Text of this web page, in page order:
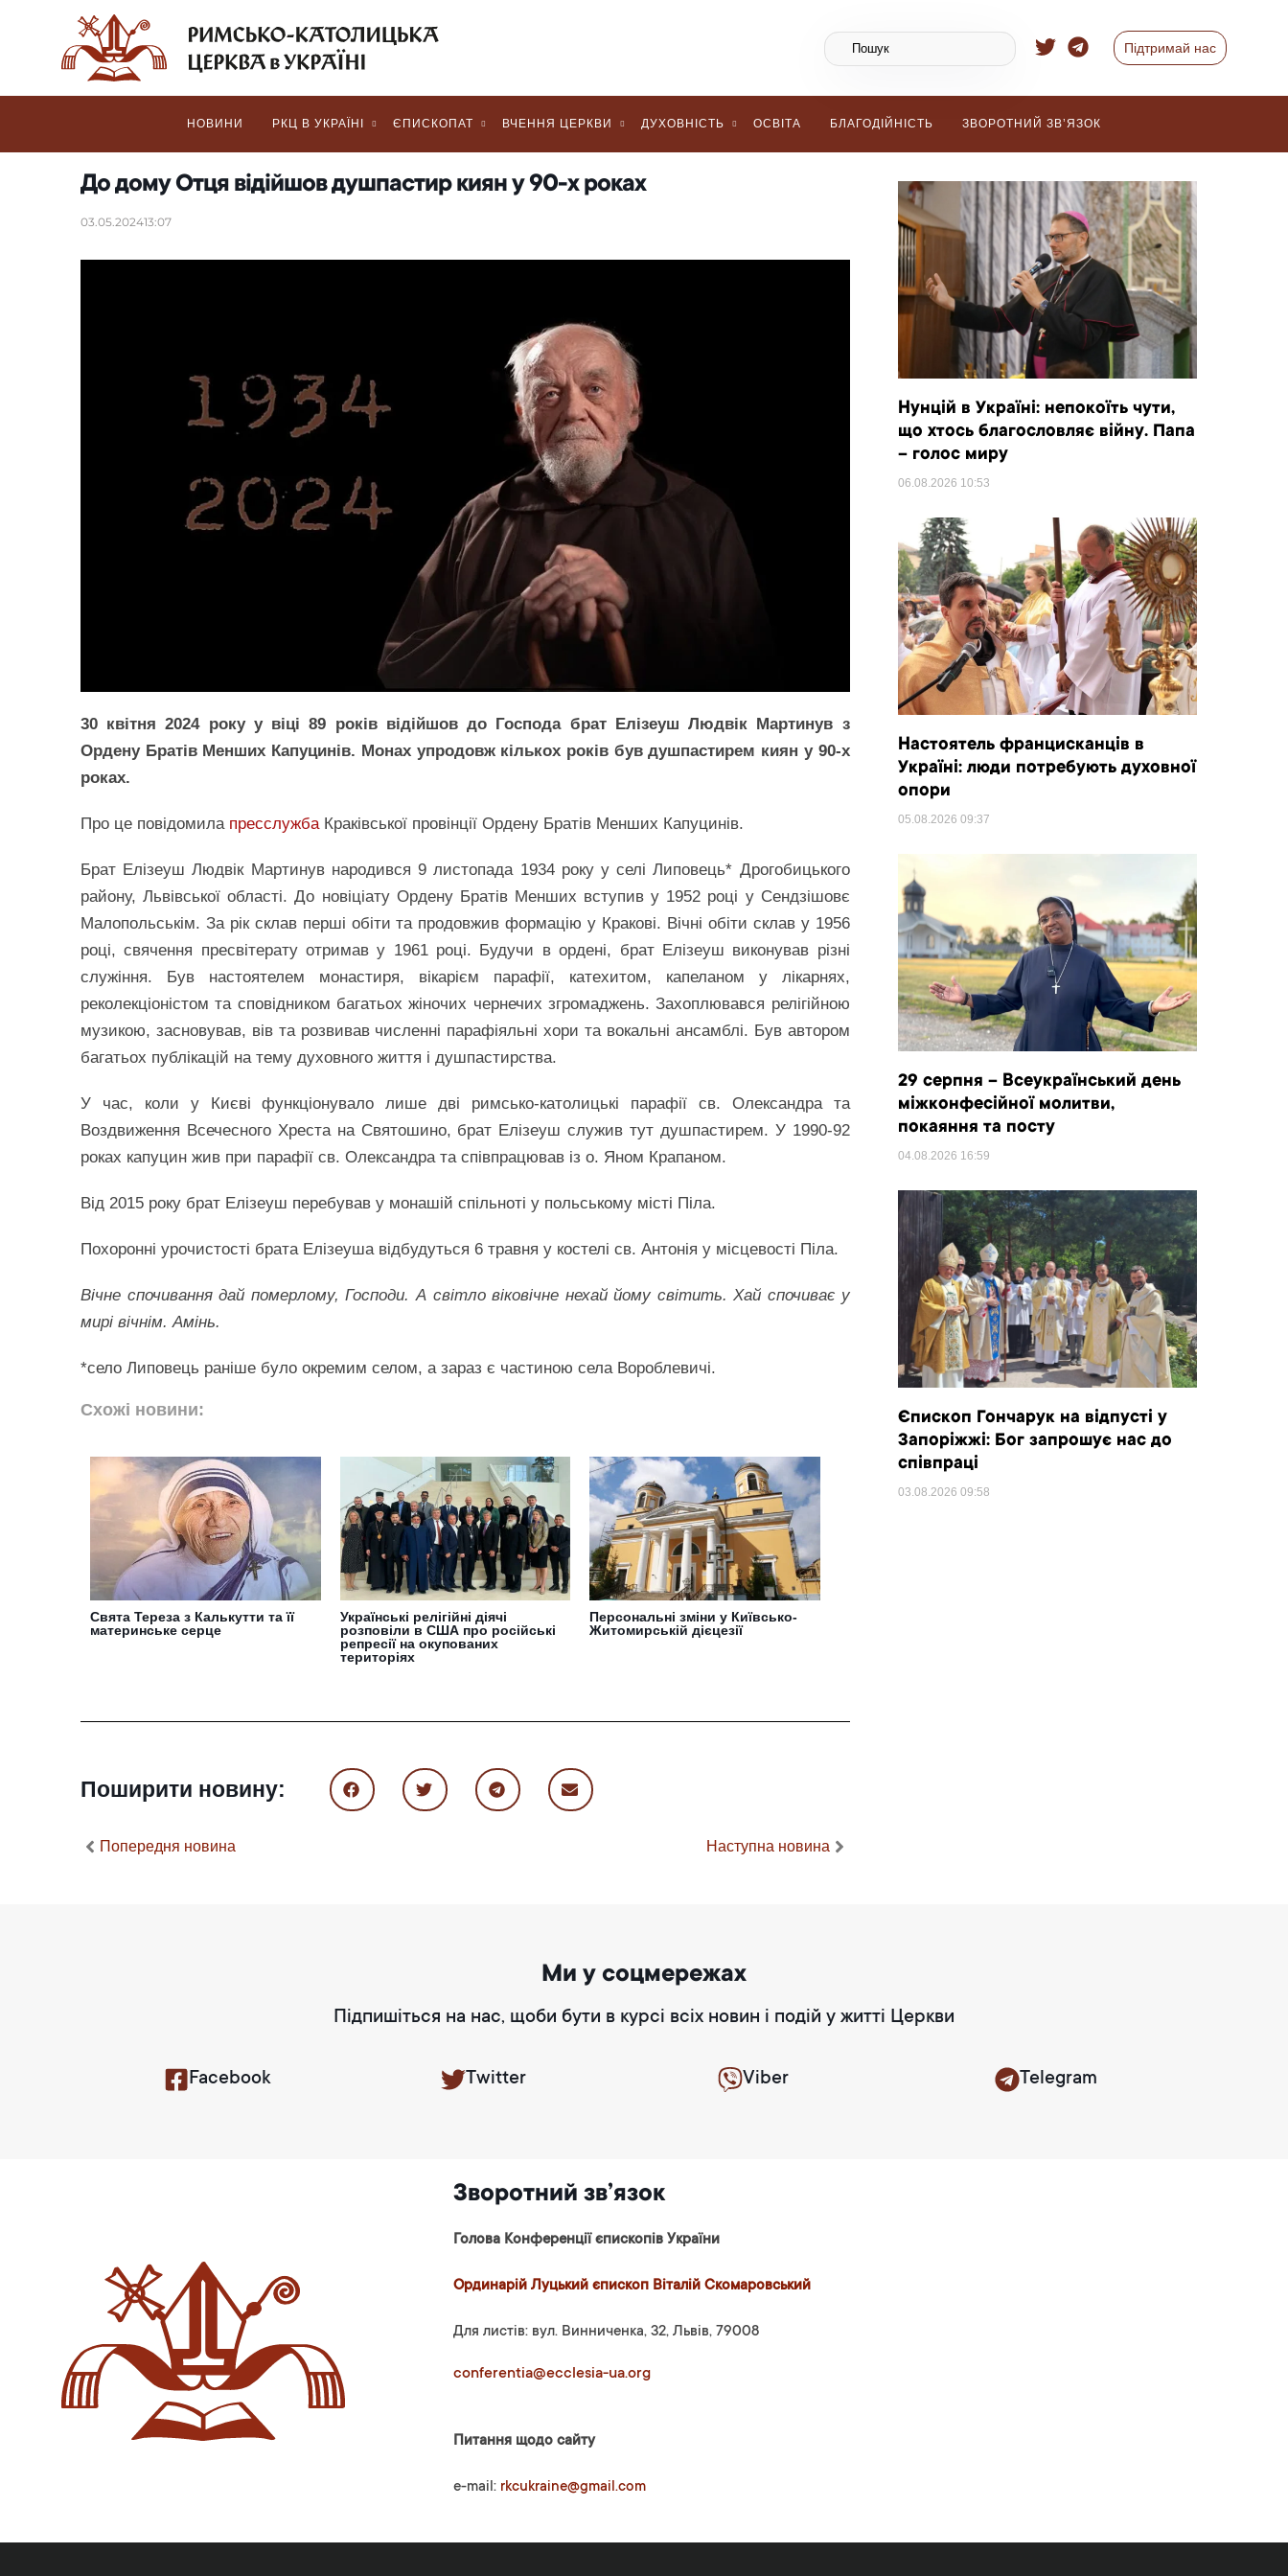
Підтримай нас
НОВИНИ РКЦ В УКРАЇНІ ЄПИСКОПАТ ВЧЕННЯ ЦЕРКВИ ДУХОВНІСТЬ ОСВІТА БЛАГОДІЙНІСТЬ ЗВОРОТНИЙ ЗВ’ЯЗОК
До дому Отця відійшов душпастир киян у 90-х роках
03.05.202413:07
30 квітня 2024 року у віці 89 років відійшов до Господа брат Елізеуш Людвік Мартинув з
Ордену Братів Менших Капуцинів. Монах упродовж кількох років був душпастирем киян у 90-х
роках.
Про це повідомила пресслужбаКраківської провінції Ордену Братів Менших Капуцинів.
Брат Елізеуш Людвік Мартинув народився 9 листопада 1934 року у селі Липовець* Дрогобицького
району, Львівської області. До новіціату Ордену Братів Менших вступив у 1952 році у Сендзішовє
Малопольськім. За рік склав перші обіти та продовжив формацію у Кракові. Вічні обіти склав у 1956
році, свячення пресвітерату отримав у 1961 році. Будучи в ордені, брат Елізеуш виконував різні
служіння. Був настоятелем монастиря, вікарієм парафії, катехитом, капеланом у лікарнях,
реколекціоністом та сповідником багатьох жіночих чернечих згромаджень. Захоплювався релігійною
музикою, засновував, вів та розвивав численні парафіяльні хори та вокальні ансамблі. Був автором
багатьох публікацій на тему духовного життя і душпастирства.
У час, коли у Києві функціонувало лише дві римсько-католицькі парафії св. Олександра та
Воздвиження Всечесного Хреста на Святошино, брат Елізеуш служив тут душпастирем. У 1990-92
роках капуцин жив при парафії св. Олександра та співпрацював із о. Яном Крапаном.
Від 2015 року брат Елізеуш перебував у монашій спільноті у польському місті Піла.
Похоронні урочистості брата Елізеуша відбудуться 6 травня у костелі св. Антонія у місцевості Піла.
Вічне спочивання дай померлому, Господи. А світло віковічне нехай йому світить. Хай спочиває у
мирі вічнім. Амінь.
*село Липовець раніше було окремим селом, а зараз є частиною села Вороблевичі.
Схожі новини:
Свята Тереза з Калькутти та її
материнське серце
Українські релігійні діячі
розповіли в США про російські
репресії на окупованих
територіях
Персональні зміни у Київсько-
Житомирській дієцезії
Поширити новину:
Попередня новина Наступна новина
Нунцій в Україні: непокоїть чути,
що хтось благословляє війну. Папа
– голос миру
06.08.2026 10:53
Настоятель францисканців в
Україні: люди потребують духовної
опори
05.08.2026 09:37
29 серпня – Всеукраїнський день
міжконфесійної молитви,
покаяння та посту
04.08.2026 16:59
Єпископ Гончарук на відпусті у
Запоріжжі: Бог запрошує нас до
співпраці
03.08.2026 09:58
Ми у соцмережах
Підпишіться на нас, щоби бути в курсі всіх новин і подій у житті Церкви
Facebook Twitter Viber Telegram
Зворотний зв’язок
Голова Конференції єпископів України
Ординарій Луцький єпископ Віталій Скомаровський
Для листів: вул. Винниченка, 32, Львів, 79008
conferentia@ecclesia-ua.org
Питання щодо сайту
e-mail: rkcukraine@gmail.com